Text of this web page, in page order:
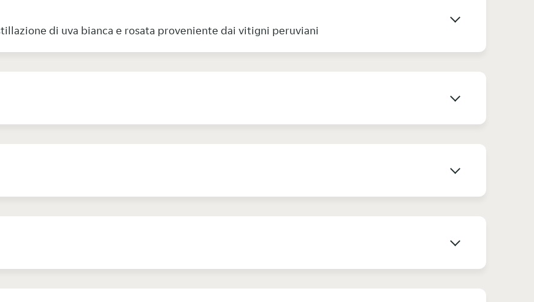
di uva bianca e rosata proveniente dai vitigni peruviani